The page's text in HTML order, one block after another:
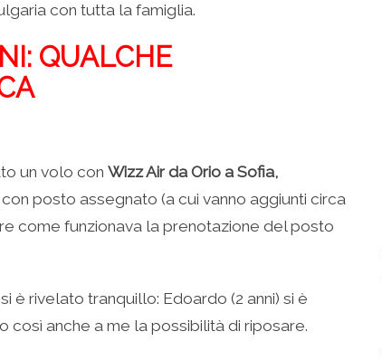
con tutta la famiglia.
QUALCHE
un volo con Wizz Air da Orio a Sofia,
con posto assegnato (a cui vanno aggiunti circa
come funzionava la prenotazione del posto
è rivelato tranquillo: Edoardo (2 anni) si è
anche a me la possibilità di riposare.